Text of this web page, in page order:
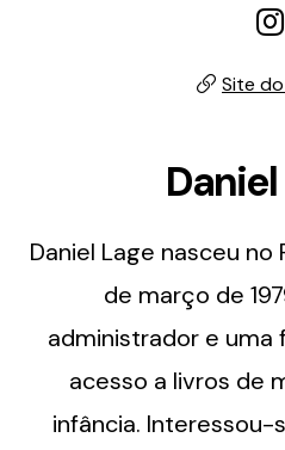
Site
Daniel Lage nasceu no
de março de
administrador e
acesso a livros de
infância. Interessou-